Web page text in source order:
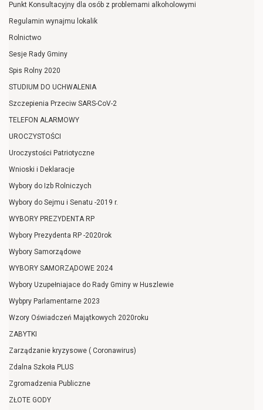
Punkt Konsultacyjny dla osób z problemami alkoholowymi
Regulamin wynajmu lokalik
Rolnictwo
Sesje Rady Gminy
Spis Rolny 2020
STUDIUM DO UCHWALENIA
Szczepienia Przeciw SARS-CoV-2
TELEFON ALARMOWY
UROCZYSTOŚCI
Uroczystości Patriotyczne
Wnioski i Deklaracje
Wybory do Izb Rolniczych
Wybory do Sejmu i Senatu -2019 r.
WYBORY PREZYDENTA RP
Wybory Prezydenta RP -2020rok
Wybory Samorządowe
WYBORY SAMORZĄDOWE 2024
Wybory Uzupełniajace do Rady Gminy w Huszlewie
Wybpry Parlamentarne 2023
Wzory Oświadczeń Majątkowych 2020roku
ZABYTKI
Zarządzanie kryzysowe ( Coronawirus)
Zdalna Szkoła PLUS
Zgromadzenia Publiczne
ZŁOTE GODY